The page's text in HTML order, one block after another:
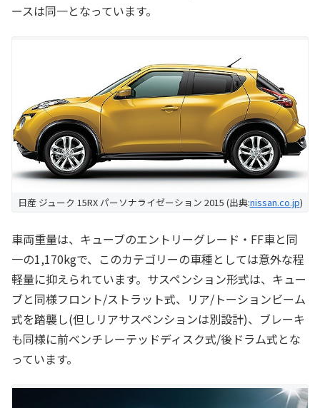
ースは同一となっています。
日産 ジューク 15RX パーソナライゼーション 2015 (出典:nissan.co.jp)
車両重量は、キューブのエントリーグレード・FF車と同
一の1,170kgで、このカテゴリーの車種としては意外な程
軽量に抑えられています。サスペンション形式は、キュー
ブと同様フロント/ストラット式、リア/トーションビーム
式を踏襲し(但しリアサスペンションは別設計)、ブレーキ
も同様に前ベンチレーテッドディスク式/後ドラム式とな
っています。